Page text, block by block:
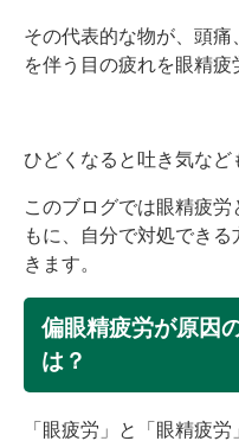
その代表的な物が、頭
を伴う目の疲れを眼精疲
ひどくなると吐き気など
このブログでは眼精疲
もに、自分で対処でき
きます。
偏眼精疲労が原因
は？
「眼疲労」と「眼精疲